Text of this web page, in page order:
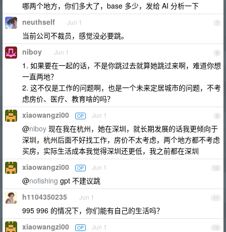
哪两个地方，你们多大了，base 多少，发给 AI 分析一下
7
neuthself Jun 1
当前公司不裁员，感觉没必要跳。
8
niboy Jun 1
1. 如果要在一起的话，不是你跳过去就算她跳过来啊，难道你想
一直两地？
2. 这不仅是工作的问题啊，也是一个未来定居城市的问题，不考
虑房价、医疗、教育啥的吗？
9
xiaowangzi00 OP Jun 1
@niboy 现在我在杭州，她在深圳，就长期发展的话我更倾向于
深圳，杭州后面不好找工作，房价不太考虑，两个地方都不考虑
买房，实际生活成本我觉得深圳还更低，我之前都在深圳
10
xiaowangzi00 OP Jun 1
@nofishing gpt 不建议跳
11
h1104350235 Jun 1
995 996 的情况下，你们能有自己的生活吗？
12
xiaowangzi00 OP Jun 1